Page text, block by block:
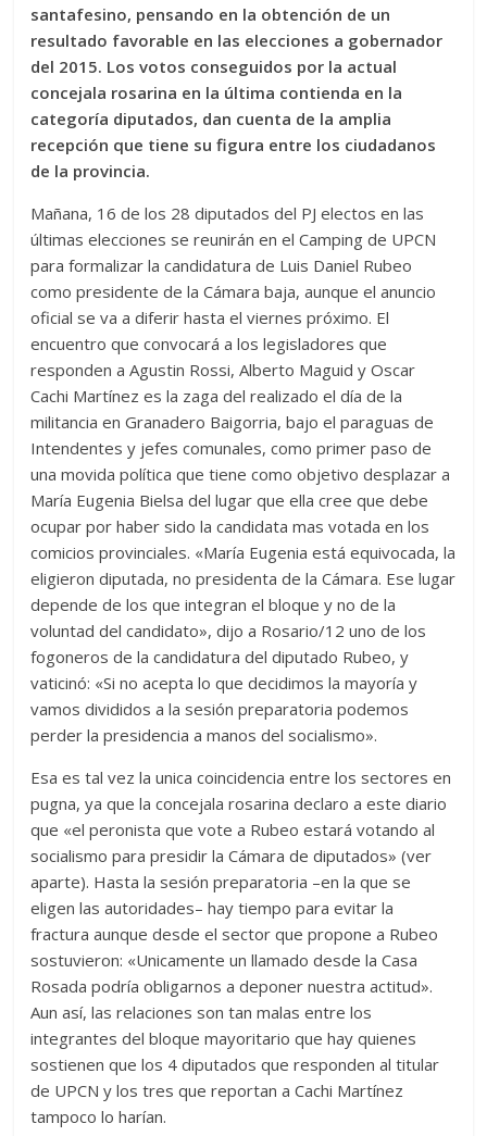
santafesino, pensando en la obtención de un
resultado favorable en las elecciones a gobernador
del 2015. Los votos conseguidos por la actual
concejala rosarina en la última contienda en la
categoría diputados, dan cuenta de la amplia
recepción que tiene su figura entre los ciudadanos
de la provincia.
Mañana, 16 de los 28 diputados del PJ electos en las
últimas elecciones se reunirán en el Camping de UPCN
para formalizar la candidatura de Luis Daniel Rubeo
como presidente de la Cámara baja, aunque el anuncio
oficial se va a diferir hasta el viernes próximo. El
encuentro que convocará a los legisladores que
responden a Agustin Rossi, Alberto Maguid y Oscar
Cachi Martínez es la zaga del realizado el día de la
militancia en Granadero Baigorria, bajo el paraguas de
Intendentes y jefes comunales, como primer paso de
una movida política que tiene como objetivo desplazar a
María Eugenia Bielsa del lugar que ella cree que debe
ocupar por haber sido la candidata mas votada en los
comicios provinciales. «María Eugenia está equivocada, la
eligieron diputada, no presidenta de la Cámara. Ese lugar
depende de los que integran el bloque y no de la
voluntad del candidato», dijo a Rosario/12 uno de los
fogoneros de la candidatura del diputado Rubeo, y
vaticinó: «Si no acepta lo que decidimos la mayoría y
vamos divididos a la sesión preparatoria podemos
perder la presidencia a manos del socialismo».
Esa es tal vez la unica coincidencia entre los sectores en
pugna, ya que la concejala rosarina declaro a este diario
que «el peronista que vote a Rubeo estará votando al
socialismo para presidir la Cámara de diputados» (ver
aparte). Hasta la sesión preparatoria –en la que se
eligen las autoridades– hay tiempo para evitar la
fractura aunque desde el sector que propone a Rubeo
sostuvieron: «Unicamente un llamado desde la Casa
Rosada podría obligarnos a deponer nuestra actitud».
Aun así, las relaciones son tan malas entre los
integrantes del bloque mayoritario que hay quienes
sostienen que los 4 diputados que responden al titular
de UPCN y los tres que reportan a Cachi Martínez
tampoco lo harían.